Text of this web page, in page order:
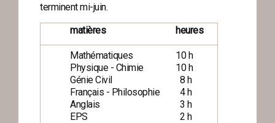
terminent mi-juin.
matières
heures
Mathématiques
Physique - Chimie
Génie Civil
Français - Philosophie
Anglais
EPS
10 h
10 h
8 h
4 h
3 h
2 h